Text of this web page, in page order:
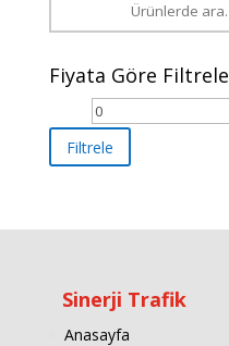
Fiyata Göre Filtrele
Filtrele
Sinerji Trafik
Anasayfa